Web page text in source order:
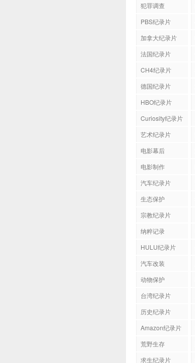
犯罪调查
PBS纪录片
加拿大纪录片
法国纪录片
CH4纪录片
德国纪录片
HBO纪录片
Curiosity纪录片
艺术纪录片
电影幕后
电影制作
汽车纪录片
生态保护
宗教纪录片
纳粹记录
HULU纪录片
汽车改装
动物保护
台湾纪录片
历史纪录片
Amazon纪录片
荒野生存
求生纪录片